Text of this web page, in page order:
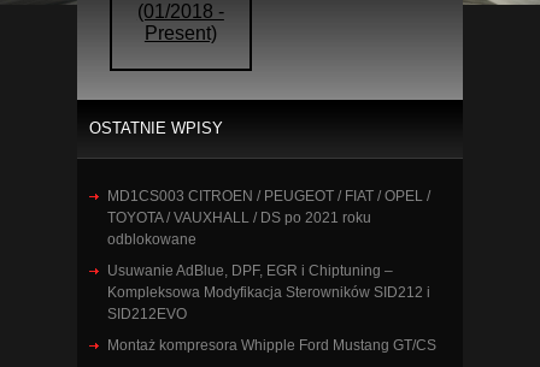
(01/2018 -
Present)
OSTATNIE WPISY
MD1CS003 CITROEN / PEUGEOT / FIAT / OPEL /
TOYOTA / VAUXHALL / DS po 2021 roku
odblokowane
Usuwanie AdBlue, DPF, EGR i Chiptuning –
Kompleksowa Modyfikacja Sterowników SID212 i
SID212EVO
Montaż kompresora Whipple Ford Mustang GT/CS